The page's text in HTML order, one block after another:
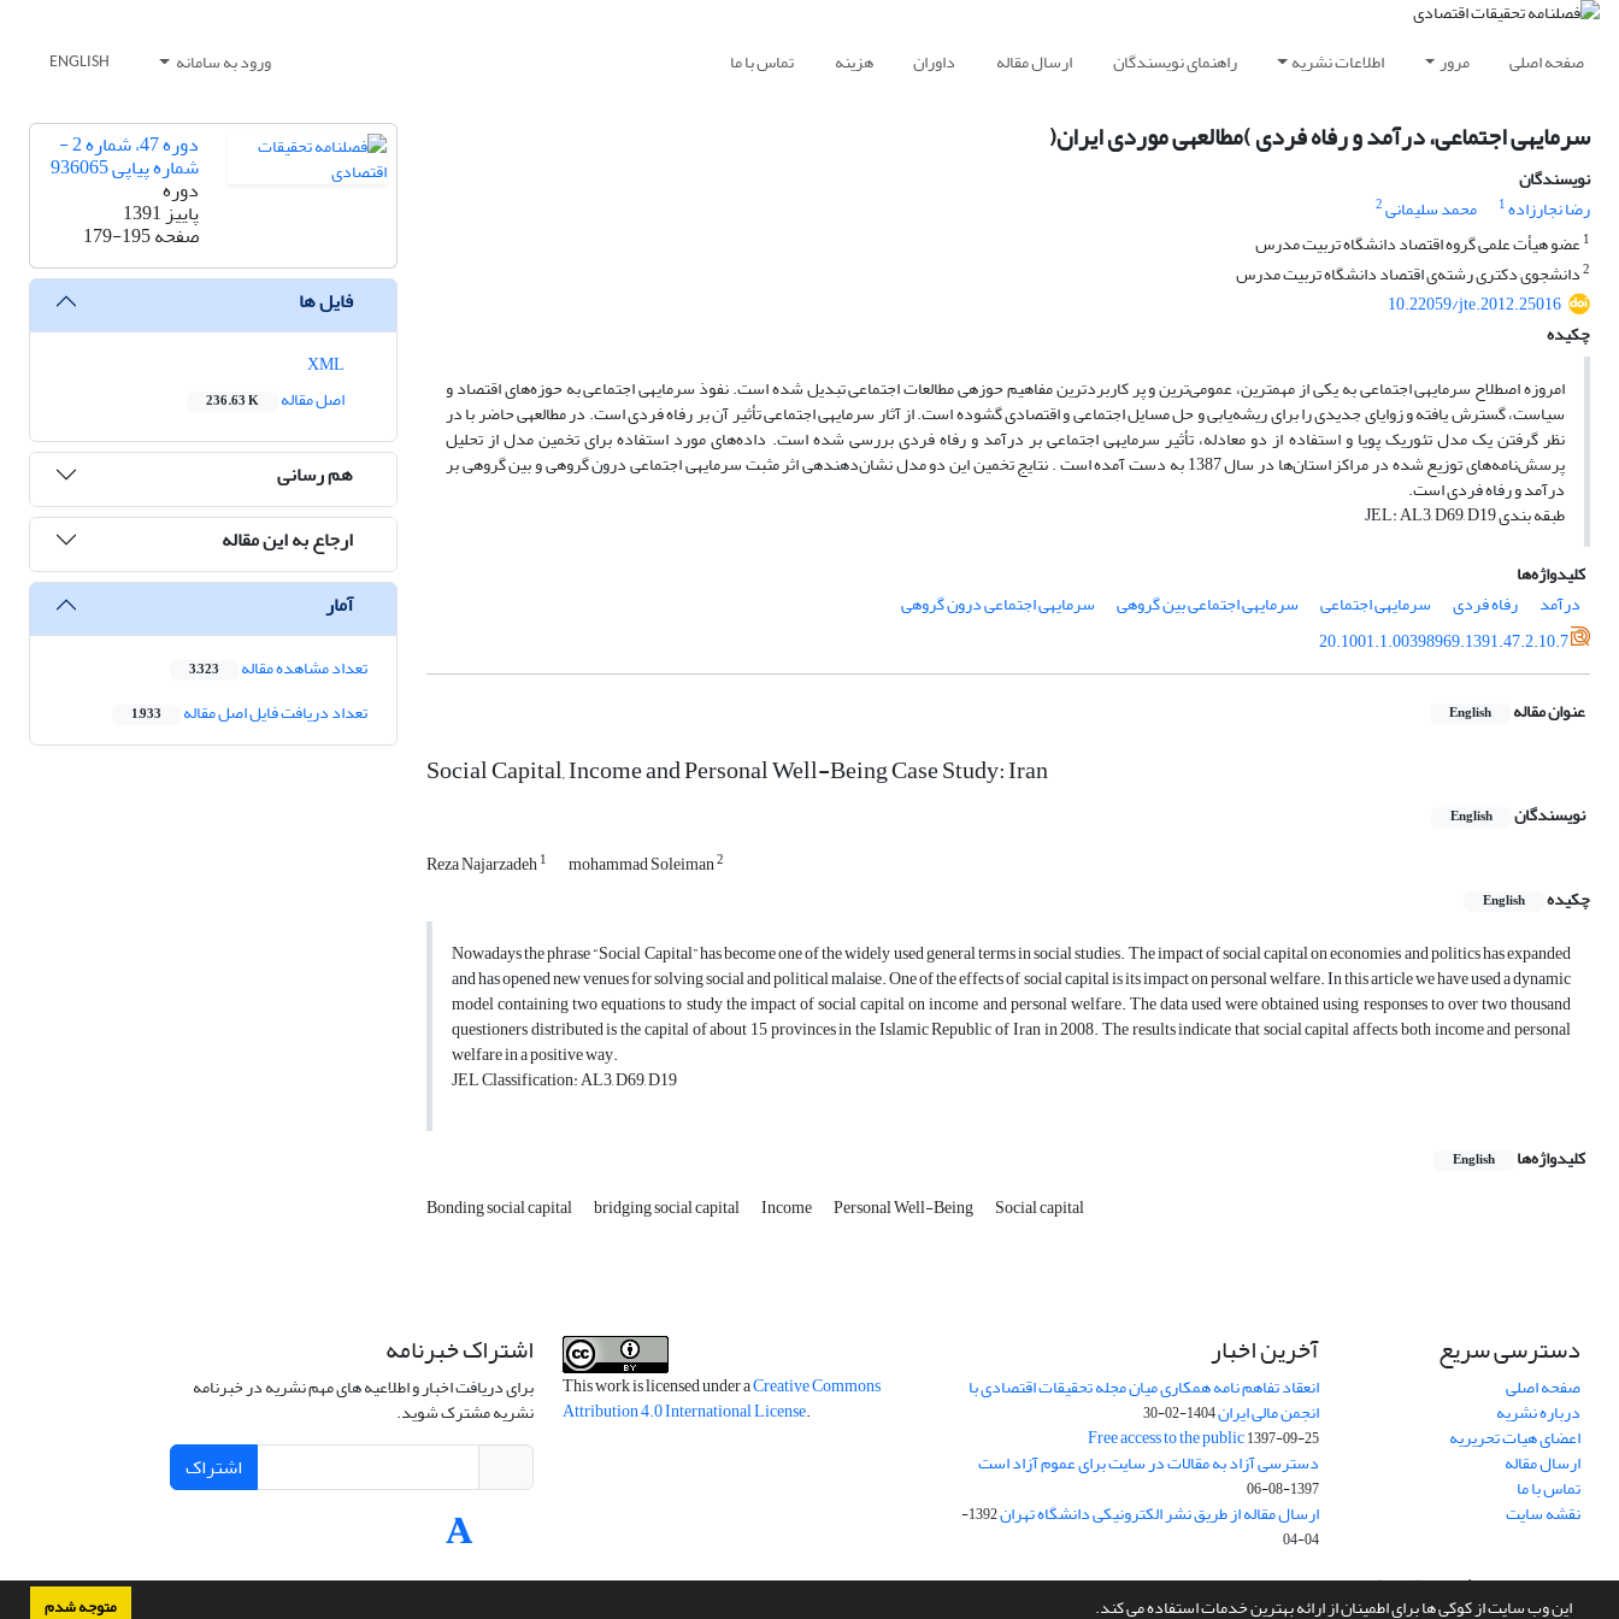
این وب سایت از کوکی ها برای اطمینان از ارائه بهترین خدمات استفاده می کند. متوجه شدم
صفحه اصلی مرور اطلاعات نشریه راهنمای نویسندگان ارسال مقاله داوران هزینه تماس با ما ورود به سامانه ENGLISH
سرمایه‎ی اجتماعی، درآمد و رفاه فردی )مطالعه‎ی موردی ایران(
نویسندگان
رضا نجارزاده1 محمد سلیمانی2
1عضو هیأت علمی گروه اقتصاد دانشگاه تربیت مدرس
2دانشجوی دکتری رشته‌ی اقتصاد دانشگاه تربیت مدرس
10.22059/jte.2012.25016
چکیده
امروزه اصطلاح سرمایه‎ی اجتماعی به یکی از مهم‎ترین، عمومی‌ترین و پر کاربردترین مفاهیم حوزه‎ی مطالعات اجتماعی تبدیل شده است. نفوذ سرمایه‎ی اجتماعی به حوزه‌های اقتصاد و
سیاست، گسترش یافته و زوایای جدیدی را برای ریشه‌یابی و حل مسایل اجتماعی و اقتصادی گشوده است. از آثار سرمایه‎ی اجتماعی تأثیر آن بر رفاه فردی است. در مطالعه‎ی حاضر با در
نظر گرفتن یک مدل تئوریک پویا و استفاده از دو معادله، تأثیر سرمایه‎ی اجتماعی بر درآمد و رفاه فردی بررسی شده است. داده‌های مورد استفاده برای تخمین مدل از تحلیل
پرسش‌نامه‌های توزیع شده در مراکز استان‌ها در سال 1387 به دست آمده‌ است . نتایج تخمین این دو مدل نشان‌دهنده‎ی اثر مثبت سرمایه‎ی اجتماعی درون گروهی و بین گروهی بر
درآمد و رفاه فردی است.
طبقه بندی JEL: AL3, D69, D19
کلیدواژه‌ها
درآمد
رفاه فردی سرمایه‎ی اجتماعی سرمایه‎ی اجتماعی بین گروهی
سرمایه‎ی اجتماعی درون گروهی
20.1001.1.00398969.1391.47.2.10.7
عنوان مقاله English
Social Capital, Income and Personal Well-Being Case Study: Iran
نویسندگان English
Reza Najarzadeh1 mohammad Soleiman2
چکیده English
Nowadays the phrase “Social Capital” has become one of the widely used general terms in social studies. The impact of social capital on economies and politics has expanded
and has opened new venues for solving social and political malaise. One of the effects of social capital is its impact on personal welfare. In this article we have used a dynamic
model containing two equations to study the impact of social capital on income and personal welfare. The data used were obtained using responses to over two thousand
questioners distributed is the capital of about 15 provinces in the Islamic Republic of Iran in 2008. The results indicate that social capital affects both income and personal
welfare in a positive way.
JEL Classification: AL3, D69, D19
کلیدواژه‌ها English
Bonding social capital bridging social capital Income Personal Well-Being Social capital
دوره 47، شماره 2 -
شماره پیاپی 936065
دوره
پاییز 1391
صفحه179-195
فایل ها
اصل مقاله
236.63 K
هم رسانی
ارجاع به این مقاله
آمار
تعداد مشاهده مقاله 3,323
تعداد دریافت فایل اصل مقاله 1,933
دسترسی سریع
صفحه اصلی
درباره نشریه
اعضای هیات تحریریه
ارسال مقاله
تماس با ما
نقشه سایت
آخرین اخبار
انعقاد تفاهم نامه همکاری میان مجله تحقیقات اقتصادی با
انجمن مالی ایران1404-02-30
Free access to the public1397-09-25
دسترسی آزاد به مقالات در سایت برای عموم آزاد است
1397-08-06
ارسال مقاله از طریق نشر الکترونیکی دانشگاه تهران
1392-
04-04
This work is licensed under aCreative Commons
Attribution 4.0 International License.
اشتراک خبرنامه
برای دریافت اخبار و اطلاعیه های مهم نشریه در خبرنامه
نشریه مشترک شوید.
اشتراک
سامانه مدیریت نشریات علمی.طراحی و پیاده سازی ازسیناوب